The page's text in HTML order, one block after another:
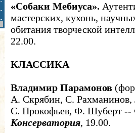
«Собаки Мебиуса».
мастерских, кухонь,
обитания творческой
22.00.
КЛАССИКА
Владимир Парамонов
А. Скрябин, С.
С. Прокофьев, Ф. Шуберт
Консерватория, 19.00.